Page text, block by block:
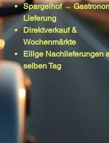
Spargelhof →
Lieferung
Direktverkauf &
Wochenmärkte
Eilige Nachlieferungen
selben Tag